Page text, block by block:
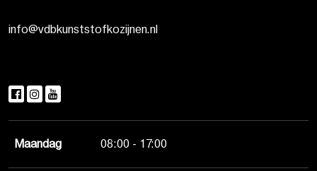
info@vdbkunststofkozijnen.nl
Maandag 08:00 - 17:00